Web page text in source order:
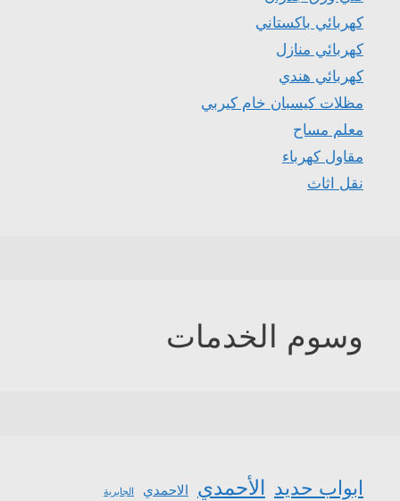
كهربائي باكستاني
كهربائي منازل
كهربائي هندي
مظلات كيسبان خام كيربي
معلم مساح
مقاول كهرباء
نقل اثاث
وسوم الخدمات
ابواب حديد الأحمدي الاحمدي الجابرية